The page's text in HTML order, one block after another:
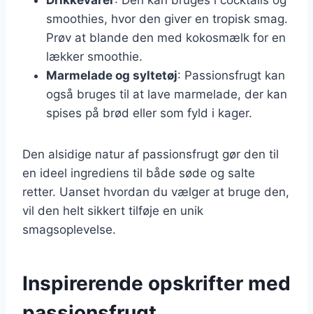
smoothies, hvor den giver en tropisk smag.
Prøv at blande den med kokosmælk for en
lækker smoothie.
Marmelade og syltetøj: Passionsfrugt kan
også bruges til at lave marmelade, der kan
spises på brød eller som fyld i kager.
Den alsidige natur af passionsfrugt gør den til
en ideel ingrediens til både søde og salte
retter. Uanset hvordan du vælger at bruge den,
vil den helt sikkert tilføje en unik
smagsoplevelse.
Inspirerende opskrifter med